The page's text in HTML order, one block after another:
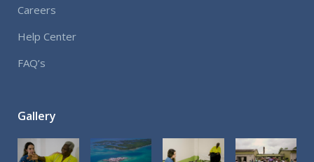
Careers
Help Center
FAQ’s
Gallery